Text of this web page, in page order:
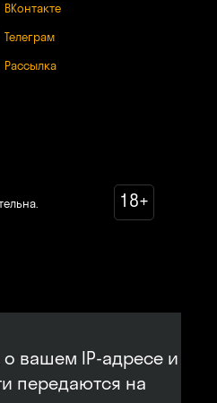
ВКонтакте
Телеграм
Рассылка
18+
вашем IP-адресе и
передаются на